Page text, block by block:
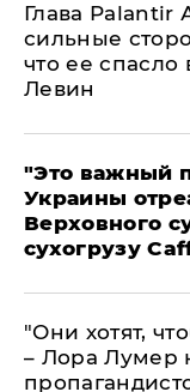
Глава Palantir
сильные
что ее спасло
Левин
"Это важный
Украины
Верховного
сухогрузу
"Они хотят,
– Лора Лумер